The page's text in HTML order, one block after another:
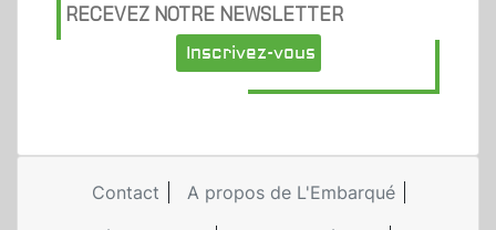
RECEVEZ NOTRE NEWSLETTER
Inscrivez-vous
Contact
A propos de L'Embarqué